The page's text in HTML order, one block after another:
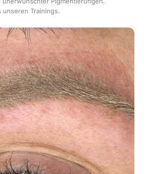
unseren Trainings.